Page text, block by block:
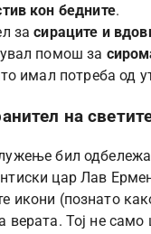
кон бедните.
засираците и
помош за
имал потреба од
на
бил
цар Лав
икони (познато
верата. Тој не